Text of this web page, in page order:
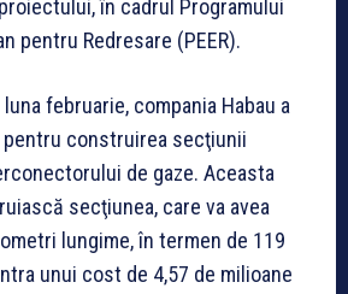
în cadrul Programului
pentru Redresare (PEER).
februarie, compania Habau a
construirea secţiunii
de gaze. Aceasta
secţiunea, care va avea
lungime, în termen de 119
unui cost de 4,57 de milioane